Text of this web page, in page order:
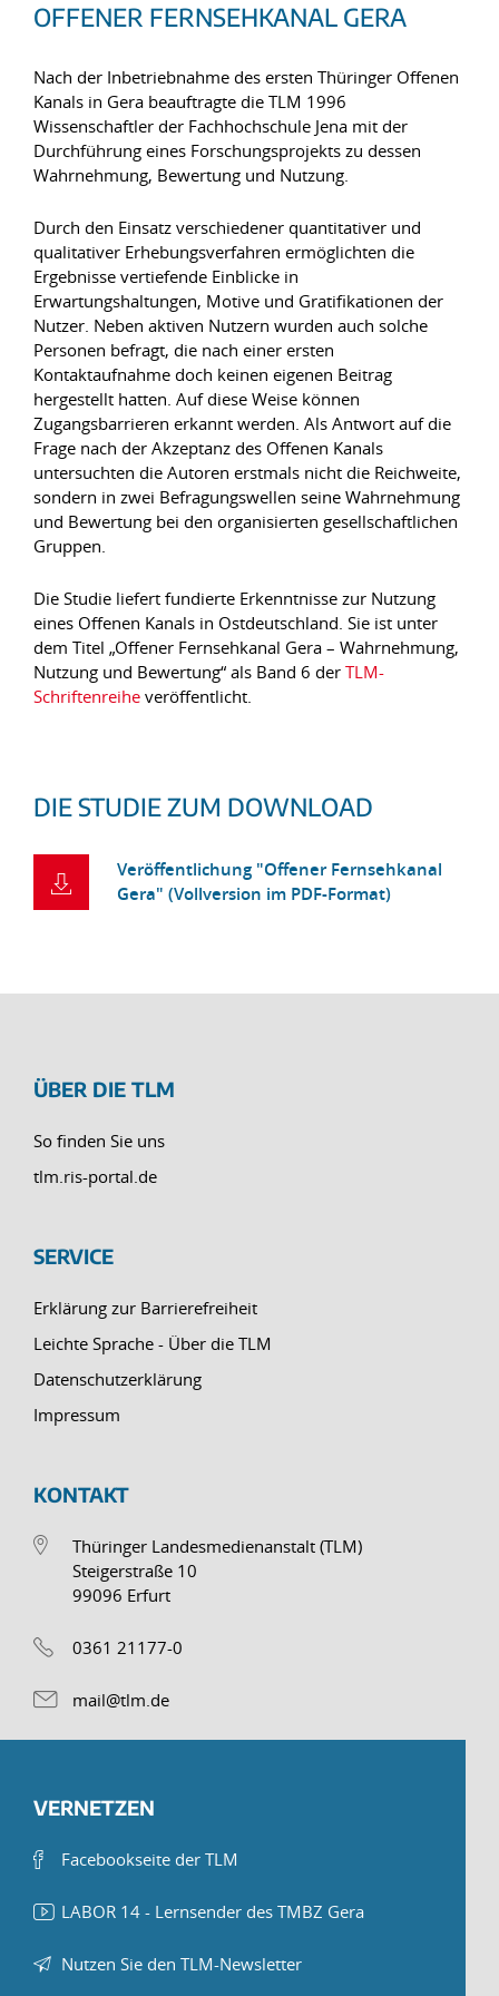
OFFENER FERNSEHKANAL GERA
Nach der Inbetriebnahme des ersten Thüringer Offenen
Kanals in Gera beauftragte die TLM 1996
Wissenschaftler der Fachhochschule Jena mit der
Durchführung eines Forschungsprojekts zu dessen
Wahrnehmung, Bewertung und Nutzung.
Durch den Einsatz verschiedener quantitativer und
qualitativer Erhebungsverfahren ermöglichten die
Ergebnisse vertiefende Einblicke in
Erwartungshaltungen, Motive und Gratifikationen der
Nutzer. Neben aktiven Nutzern wurden auch solche
Personen befragt, die nach einer ersten
Kontaktaufnahme doch keinen eigenen Beitrag
hergestellt hatten. Auf diese Weise können
Zugangsbarrieren erkannt werden. Als Antwort auf die
Frage nach der Akzeptanz des Offenen Kanals
untersuchten die Autoren erstmals nicht die Reichweite,
sondern in zwei Befragungswellen seine Wahrnehmung
und Bewertung bei den organisierten gesellschaftlichen
Gruppen.
Die Studie liefert fundierte Erkenntnisse zur Nutzung
eines Offenen Kanals in Ostdeutschland. Sie ist unter
dem Titel „Offener Fernsehkanal Gera – Wahrnehmung,
Nutzung und Bewertung“ als Band 6 der TLM-
Schriftenreihe veröffentlicht.
DIE STUDIE ZUM DOWNLOAD
Veröffentlichung "Offener Fernsehkanal
Gera" (Vollversion im PDF-Format)
ÜBER DIE TLM
So finden Sie uns
tlm.ris-portal.de
SERVICE
Erklärung zur Barrierefreiheit
Leichte Sprache - Über die TLM
Datenschutzerklärung
Impressum
KONTAKT
Thüringer Landesmedienanstalt (TLM)
Steigerstraße 10
99096 Erfurt
0361 21177-0
mail@tlm.de
VERNETZEN
Facebookseite der TLM
LABOR 14 - Lernsender des TMBZ Gera
Nutzen Sie den TLM-Newsletter